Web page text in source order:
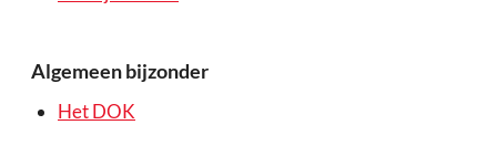
Algemeen bijzonder
Het DOK